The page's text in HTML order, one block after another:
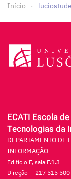
Início
ECATI Escola
Tecnologias da
DEPARTAMENTO DE
INFORMAÇÃO
Edifício F, sala F.1.3
Direção — 217 515